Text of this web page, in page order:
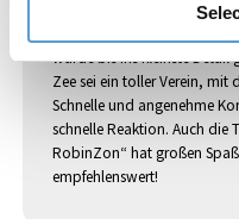
wurde bis ins kleinste Detail
Zee sei ein toller Verein,
Schnelle und angenehme
schnelle Reaktion. Auch
RobinZon“ hat großen
empfehlenswert!